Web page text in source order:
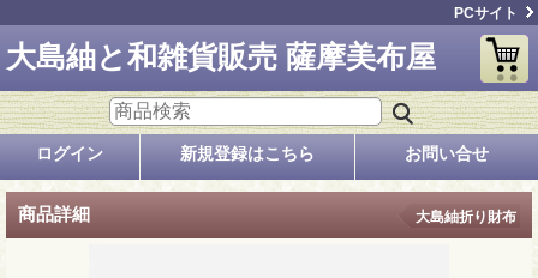
PCサイト
大島紬と和雑貨販売 薩摩美布屋
ログイン 新規登録はこちら お問い合せ
商品詳細 大島紬折り財布